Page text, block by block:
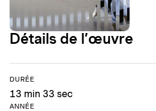
Détails de l’œuvre
DURÉE
13 min 33 sec
ANNÉE